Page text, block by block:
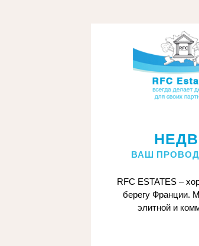
ВАШ
RFC ESTATES –
берегу Франции.
элитной и